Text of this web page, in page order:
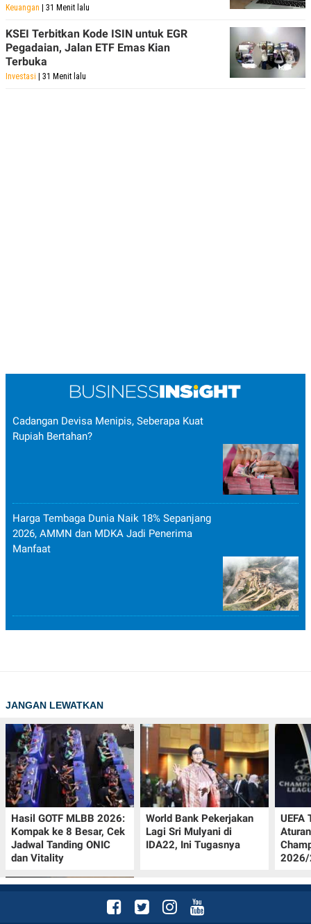
Keuangan | 31 Menit lalu
KSEI Terbitkan Kode ISIN untuk EGR
Pegadaian, Jalan ETF Emas Kian
Terbuka
Investasi | 31 Menit lalu
Cadangan Devisa Menipis, Seberapa Kuat
Rupiah Bertahan?
Harga Tembaga Dunia Naik 18% Sepanjang
2026, AMMN dan MDKA Jadi Penerima
Manfaat
JANGAN LEWATKAN
Hasil GOTF MLBB 2026:
Kompak ke 8 Besar, Cek
Jadwal Tanding ONIC
dan Vitality
World Bank Pekerjakan
Lagi Sri Mulyani di
IDA22, Ini Tugasnya
UEFA
2026/